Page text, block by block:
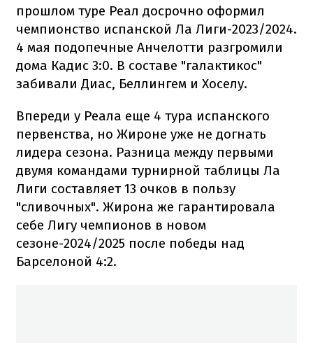
прошлом туре Реал досрочно оформил
чемпионство испанской Ла Лиги-2023/2024.
4 мая подопечные Анчелотти разгромили
дома Кадис 3:0. В составе "галактикос"
забивали Диас, Беллингем и Хоселу.
Впереди у Реала еще 4 тура испанского
первенства, но Жироне уже не догнать
лидера сезона. Разница между первыми
двумя командами турнирной таблицы Ла
Лиги составляет 13 очков в пользу
"сливочных". Жирона же гарантировала
себе Лигу чемпионов в новом
сезоне-2024/2025 после победы над
Барселоной 4:2.